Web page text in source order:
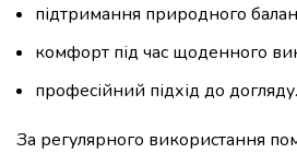
підтримання природного
комфорт під час щоденного
професійний підхід до догляду.
За регулярного використання